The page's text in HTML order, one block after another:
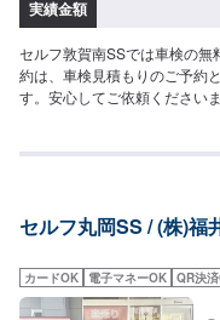
実績金額
セルフ敦賀南SSでは車検の
約は、車検見積もりのご予約
す。安心してご依頼くださいま
セルフ丸岡SS / (株)福
カードOK 電子マネーOK QR決